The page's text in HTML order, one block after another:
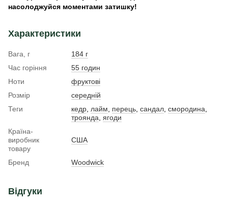
насолоджуйся моментами затишку!
Характеристики
Вага, г
184 г
Час горіння
55 годин
Ноти
фруктові
Розмір
середній
Теги
кедр лайм перець сандал смородина
троянда ягоди
Країна-
виробник
товару
США
Бренд Woodwick
Відгуки